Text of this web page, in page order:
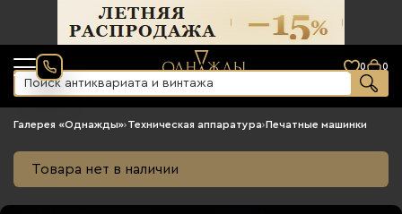
0 0
Галерея «Однажды»›Техническая аппаратура›Печатные машинки
Товара нет в наличии